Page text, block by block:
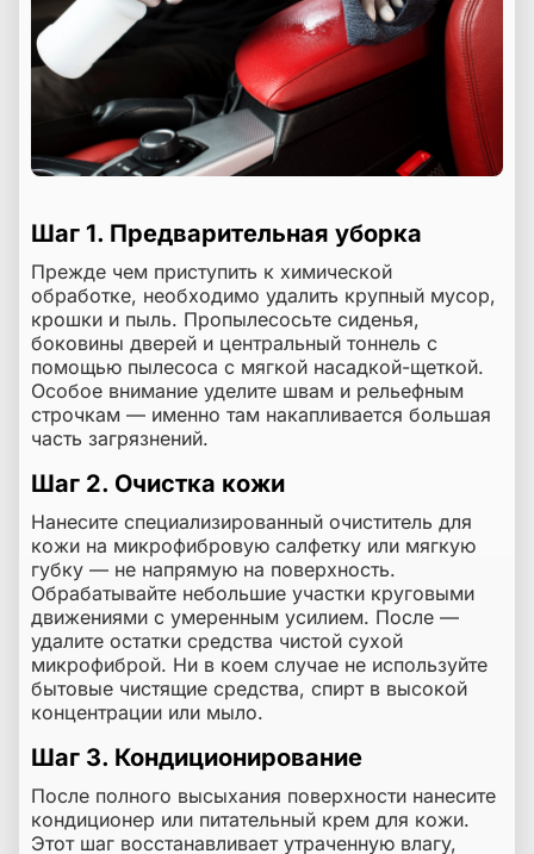
Шаг 1. Предварительная уборка
Прежде чем приступить к химической
обработке, необходимо удалить крупный мусор,
крошки и пыль. Пропылесосьте сиденья,
боковины дверей и центральный тоннель с
помощью пылесоса с мягкой насадкой-щеткой.
Особое внимание уделите швам и рельефным
строчкам — именно там накапливается большая
часть загрязнений.
Шаг 2. Очистка кожи
Нанесите специализированный очиститель для
кожи на микрофибровую салфетку или мягкую
губку — не напрямую на поверхность.
Обрабатывайте небольшие участки круговыми
движениями с умеренным усилием. После —
удалите остатки средства чистой сухой
микрофиброй. Ни в коем случае не используйте
бытовые чистящие средства, спирт в высокой
концентрации или мыло.
Шаг 3. Кондиционирование
После полного высыхания поверхности нанесите
кондиционер или питательный крем для кожи.
Этот шаг восстанавливает утраченную влагу,